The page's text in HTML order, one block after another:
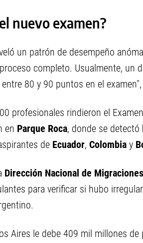
nuevo examen?
un patrón de desempeño
completo. Usualmente, un
80 y 90 puntos en el
profesionales rindieron el
en Parque Roca, donde se detectó
de Ecuador, Colombia y
Dirección Nacional de Migraciones
para verificar si hubo
Aires le debe 409 mil millones